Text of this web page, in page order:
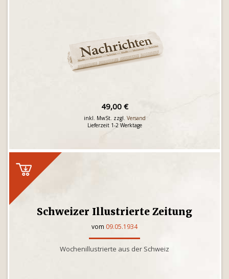
49,00 €
inkl. MwSt. zzgl. Versand
Lieferzeit 1-2 Werktage
Schweizer Illustrierte Zeitung
vom 09.05.1934
Wochenillustrierte aus der Schweiz